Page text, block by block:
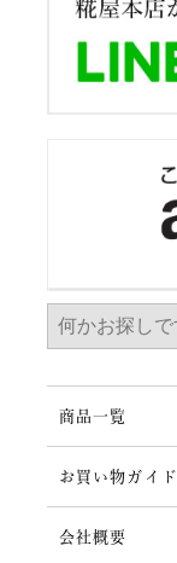
商品一覧
お買い物ガイド
会社概要